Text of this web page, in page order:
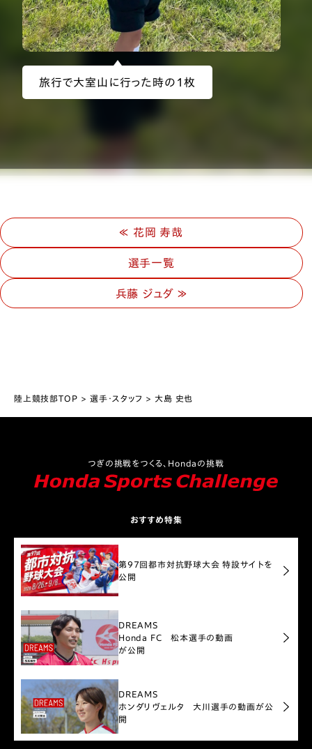
旅行で大室山に行った時の1枚
花岡 寿哉
選手一覧
兵藤 ジュダ
陸上競技部TOP 選手・スタッフ 大島 史也
つぎの挑戦をつくる、Hondaの挑戦
おすすめ特集
第97回都市対抗野球大会 特設サイトを
公開
DREAMS
Honda FC 松本選手の動画
が公開
DREAMS
ホンダリヴェルタ 大川選手の動画が公
開